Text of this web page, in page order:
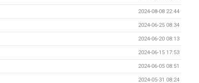
2024-08-08 22:44
2024-06-25 08:34
2024-06-20 08:13
2024-06-15 17:53
2024-06-05 08:51
2024-05-31 08:24